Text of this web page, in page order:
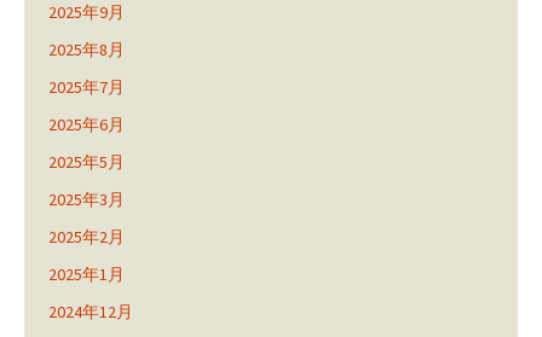
2025年9月
2025年8月
2025年7月
2025年6月
2025年5月
2025年3月
2025年2月
2025年1月
2024年12月